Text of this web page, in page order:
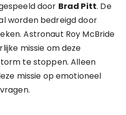
door Brad Pitt. De
worden bedreigd door
Astronaut Roy McBride
missie om deze
te stoppen. Alleen
missie op emotioneel